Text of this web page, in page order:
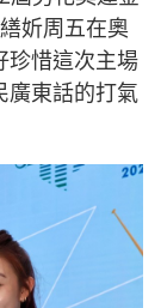
妡周五在奧
珍惜這次主場
廣東話的打氣